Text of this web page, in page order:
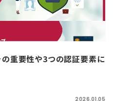
重要性や3つの認証要素に
2026.01.05